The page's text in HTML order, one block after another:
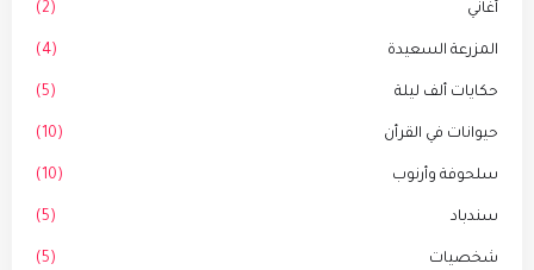
أغاني (2)
المزرعة السعيدة (4)
حكايات ألف ليلة (5)
حيوانات في القرأن (10)
سلحوفة وأرنوب (10)
سندباد (5)
شخصيات (5)